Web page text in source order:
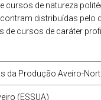
cursos de natureza
distribuídas pelo
de cursos de caráter
da Produção Aveiro-
(ESSUA)